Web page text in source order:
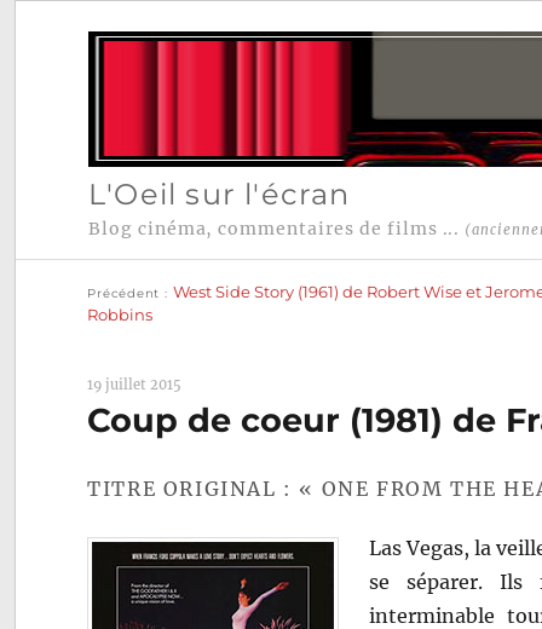
L'Oeil sur l'écran
Blog cinéma, commentaires de films ...
Navigation
de
Précédent
West Side Story (1961) de Robert Wise et
Robbins
19 juillet 2015
Coup de coeur (1981) de
TITRE ORIGINAL : « ONE FROM THE
Las Vegas, la
se séparer. Ils
interminable